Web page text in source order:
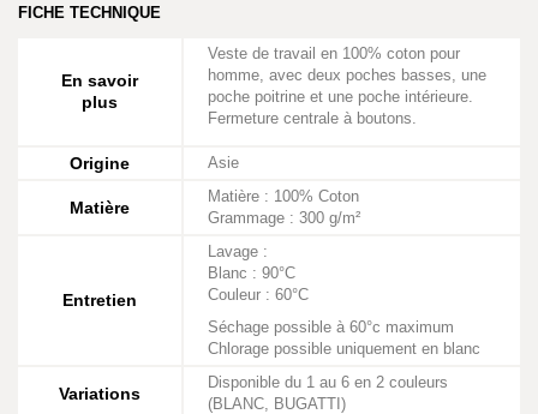
FICHE TECHNIQUE
En savoir
plus
Veste de travail en 100% coton pour
homme, avec deux poches basses, une
poche poitrine et une poche intérieure.
Fermeture centrale à boutons.
Origine Asie
Matière
Matière : 100% Coton
Grammage : 300 g/m²
Entretien
Lavage :
Blanc : 90°C
Couleur : 60°C
Séchage possible à 60°c maximum
Chlorage possible uniquement en blanc
Variations
Disponible du 1 au 6 en 2 couleurs
(BLANC, BUGATTI)